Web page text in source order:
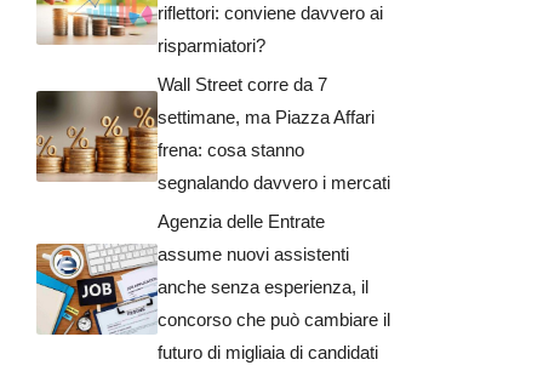
riflettori: conviene davvero ai
risparmiatori?
Wall Street corre da 7
settimane, ma Piazza Affari
frena: cosa stanno
segnalando davvero i mercati
Agenzia delle Entrate
assume nuovi assistenti
anche senza esperienza, il
concorso che può cambiare il
futuro di migliaia di candidati